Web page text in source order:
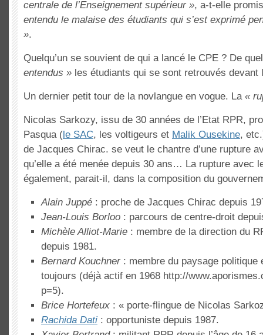
centrale de l’Enseignement supérieur », a-t-elle
entendu le malaise des étudiants qui s’est exprimé
».
Quelqu’un se souvient de qui a lancé le CPE ? De
entendus » les étudiants qui se sont retrouvés
Un dernier petit tour de la novlangue en vogue. La «
Nicolas Sarkozy, issu de 30 années de l’Etat RPR,
Pasqua (le SAC, les voltigeurs et Malik Ousekine,
de Jacques Chirac. se veut le chantre d’une rupture
qu’elle a été menée depuis 30 ans… La rupture avec
également, parait-il, dans la composition du
Alain Juppé : proche de Jacques Chirac depuis
Jean-Louis Borloo : parcours de centre-droit
Michèle Alliot-Marie : membre de la direction du
depuis 1981.
Bernard Kouchner : membre du paysage politique
toujours (déjà actif en 1968 http://
p=5).
Brice Hortefeux : « porte-flingue de Nicolas
Rachida Dati : opportuniste depuis 1987.